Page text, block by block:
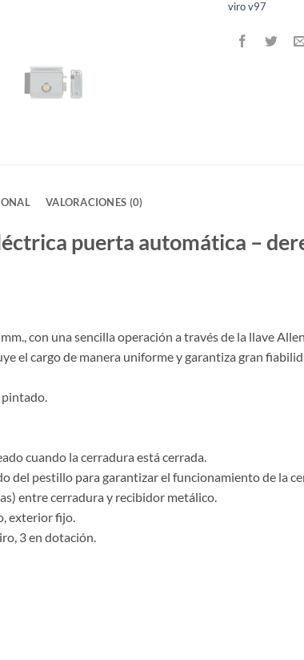
viro v97
VALORACIONES (0)
puerta automática –
con una sencilla operación a través de la llave
el cargo de manera uniforme y garantiza gran
pintado.
cuando la cerradura está cerrada.
del pestillo para garantizar el funcionamiento de la
entre cerradura y recibidor metálico.
exterior fijo.
3 en dotación.